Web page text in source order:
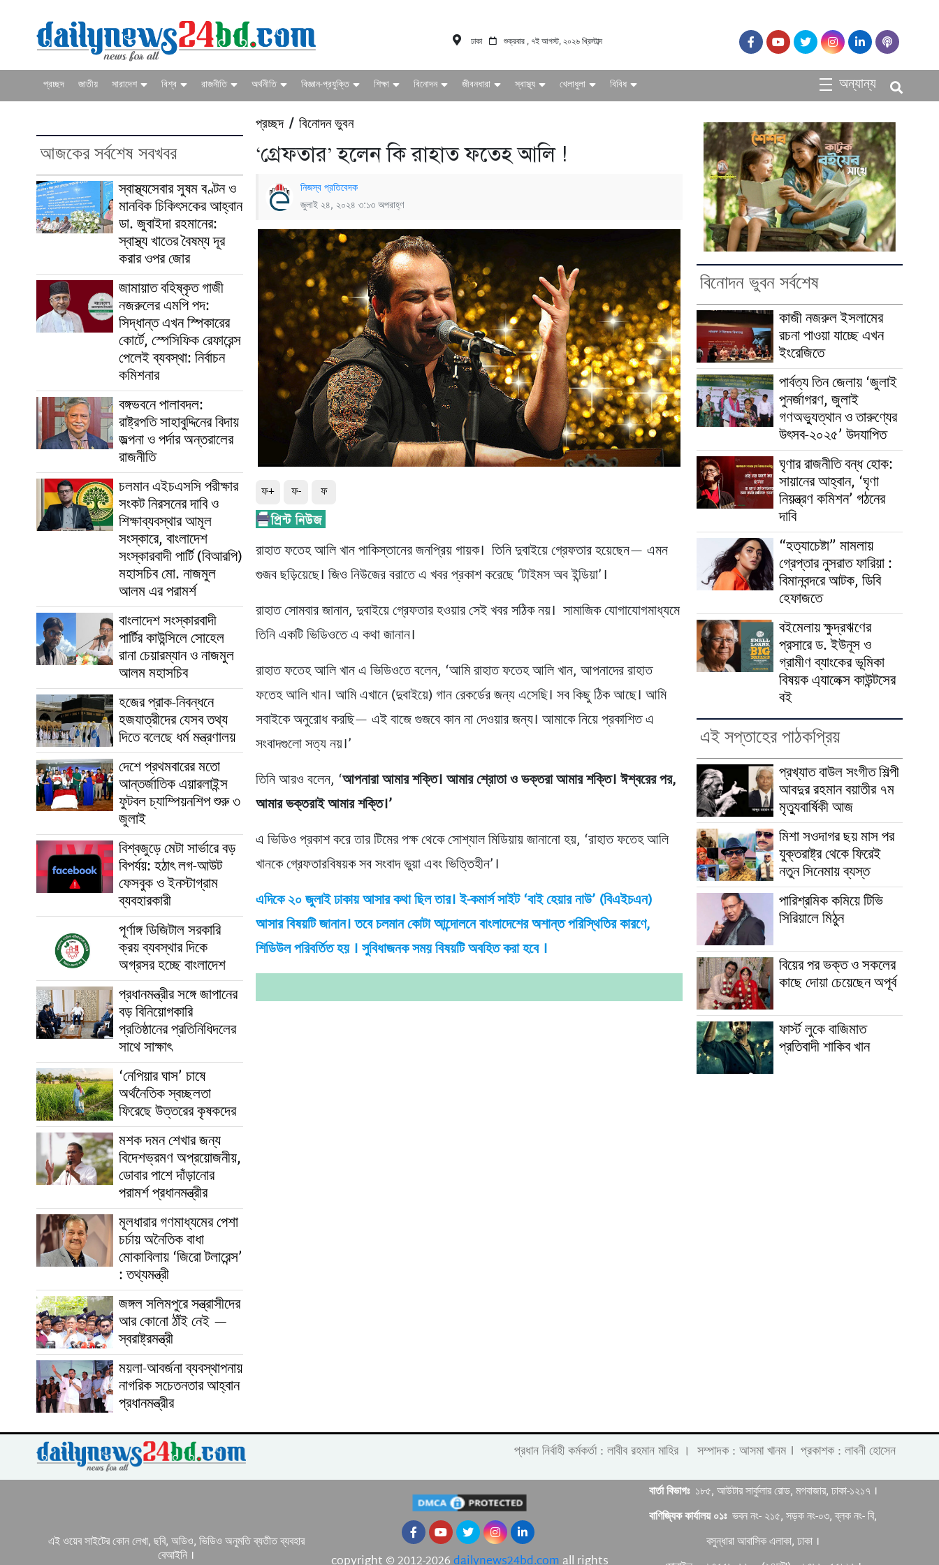
ঢাকা শুক্রবার , ৭ই আগস্ট, ২০২৬ খ্রিস্টাব্দ
প্রচ্ছদ জাতীয় সারাদেশ বিশ্ব রাজনীতি অর্থনীতি বিজ্ঞান-প্রযুক্তি শিক্ষা বিনোদন জীবনধারা স্বাস্থ্য খেলাধুলা বিবিধ অন্যান্য
আজকের সর্বশেষ সবখবর
স্বাস্থ্যসেবার সুষম বণ্টন ও
মানবিক চিকিৎসকের আহ্বান
ডা. জুবাইদা রহমানের:
স্বাস্থ্য খাতের বৈষম্য দূর
করার ওপর জোর
জামায়াত বহিষ্কৃত গাজী
নজরুলের এমপি পদ:
সিদ্ধান্ত এখন স্পিকারের
কোর্টে, স্পেসিফিক রেফারেন্স
পেলেই ব্যবস্থা: নির্বাচন
কমিশনার
বঙ্গভবনে পালাবদল:
রাষ্ট্রপতি সাহাবুদ্দিনের বিদায়
জল্পনা ও পর্দার অন্তরালের
রাজনীতি
চলমান এইচএসসি পরীক্ষার
সংকট নিরসনের দাবি ও
শিক্ষাব্যবস্থার আমূল
সংস্কারে, বাংলাদেশ
সংস্কারবাদী পার্টি (বিআরপি)
মহাসচিব মো. নাজমুল
আলম এর পরামর্শ
বাংলাদেশ সংস্কারবাদী
পার্টির কাউন্সিলে সোহেল
রানা চেয়ারম্যান ও নাজমুল
আলম মহাসচিব
হজের প্রাক-নিবন্ধনে
হজযাত্রীদের যেসব তথ্য
দিতে বলেছে ধর্ম মন্ত্রণালয়
দেশে প্রথমবারের মতো
আন্তর্জাতিক এয়ারলাইন্স
ফুটবল চ্যাম্পিয়নশিপ শুরু ৩
জুলাই
বিশ্বজুড়ে মেটা সার্ভারে বড়
বিপর্যয়: হঠাৎ লগ-আউট
ফেসবুক ও ইনস্টাগ্রাম
ব্যবহারকারী
পূর্ণাঙ্গ ডিজিটাল সরকারি
ক্রয় ব্যবস্থার দিকে
অগ্রসর হচ্ছে বাংলাদেশ
প্রধানমন্ত্রীর সঙ্গে জাপানের
বড় বিনিয়োগকারি
প্রতিষ্ঠানের প্রতিনিধিদলের
সাথে সাক্ষাৎ
‘নেপিয়ার ঘাস’ চাষে
অর্থনৈতিক স্বচ্ছলতা
ফিরেছে উত্তরের কৃষকদের
মশক দমন শেখার জন্য
বিদেশভ্রমণ অপ্রয়োজনীয়,
ডোবার পাশে দাঁড়ানোর
পরামর্শ প্রধানমন্ত্রীর
মূলধারার গণমাধ্যমের পেশা
চর্চায় অনৈতিক বাধা
মোকাবিলায় ‘জিরো টলারেন্স’
: তথ্যমন্ত্রী
জঙ্গল সলিমপুরে সন্ত্রাসীদের
আর কোনো ঠাঁই নেই —
স্বরাষ্ট্রমন্ত্রী
ময়লা-আবর্জনা ব্যবস্থাপনায়
নাগরিক সচেতনতার আহ্বান
প্রধানমন্ত্রীর
প্রচ্ছদ/বিনোদন ভুবন
‘গ্রেফতার’ হলেন কি রাহাত ফতেহ আলি !
নিজস্ব প্রতিবেদক
জুলাই ২৪, ২০২৪ ৩:১৩ অপরাহ্ণ
ফ+ ফ- ফ
রাহাত ফতেহ আলি খান পাকিস্তানের জনপ্রিয় গায়ক। তিনি দুবাইয়ে গ্রেফতার হয়েছেন— এমন
গুজব ছড়িয়েছে। জিও নিউজের বরাতে এ খবর প্রকাশ করেছে ‘টাইমস অব ইন্ডিয়া’।
রাহাত সোমবার জানান, দুবাইয়ে গ্রেফতার হওয়ার সেই খবর সঠিক নয়। সামাজিক যোগাযোগমাধ্যমে
তিনি একটি ভিডিওতে এ কথা জানান।
রাহাত ফতেহ আলি খান এ ভিডিওতে বলেন, ‘আমি রাহাত ফতেহ আলি খান, আপনাদের রাহাত
ফতেহ আলি খান। আমি এখানে (দুবাইয়ে) গান রেকর্ডের জন্য এসেছি। সব কিছু ঠিক আছে। আমি
সবাইকে অনুরোধ করছি— এই বাজে গুজবে কান না দেওয়ার জন্য। আমাকে নিয়ে প্রকাশিত এ
সংবাদগুলো সত্য নয়।’
তিনি আরও বলেন, ‘আপনারা আমার শক্তি। আমার শ্রোতা ও ভক্তরা আমার শক্তি। ঈশ্বরের পর,
আমার ভক্তরাই আমার শক্তি।’
এ ভিডিও প্রকাশ করে তার টিমের পক্ষ থেকে সোশ্যাল মিডিয়ায় জানানো হয়, ‘রাহাত ফতেহ আলি
খানকে গ্রেফতারবিষয়ক সব সংবাদ ভুয়া এবং ভিত্তিহীন’।
এদিকে ২০ জুলাই ঢাকায় আসার কথা ছিল তার। ই-কমার্স সাইট ‘বাই হেয়ার নাউ’ (বিএইচএন)
আসার বিষয়টি জানান। তবে চলমান কোটা আন্দোলনে বাংলাদেশের অশান্ত পরিস্থিতির কারণে,
শিডিউল পরিবর্তিত হয় । সুবিধাজনক সময় বিষয়টি অবহিত করা হবে ।
বিনোদন ভুবন সর্বশেষ
কাজী নজরুল ইসলামের
রচনা পাওয়া যাচ্ছে এখন
ইংরেজিতে
পার্বত্য তিন জেলায় ‘জুলাই
পুনর্জাগরণ, জুলাই
গণঅভ্যুত্থান ও তারুণ্যের
উৎসব-২০২৫’ উদযাপিত
ঘৃণার রাজনীতি বন্ধ হোক:
সায়ানের আহ্বান, ‘ঘৃণা
নিয়ন্ত্রণ কমিশন’ গঠনের
দাবি
“হত্যাচেষ্টা” মামলায়
গ্রেপ্তার নুসরাত ফারিয়া :
বিমানবন্দরে আটক, ডিবি
হেফাজতে
বইমেলায় ক্ষুদ্রঋণের
প্রসারে ড. ইউনূস ও
গ্রামীণ ব্যাংকের ভূমিকা
বিষয়ক এ্যালেক্স কাউন্টসের
বই
এই সপ্তাহের পাঠকপ্রিয়
প্রখ্যাত বাউল সংগীত শিল্পী
আবদুর রহমান বয়াতীর ৭ম
মৃত্যুবার্ষিকী আজ
মিশা সওদাগর ছয় মাস পর
যুক্তরাষ্ট্র থেকে ফিরেই
নতুন সিনেমায় ব্যস্ত
পারিশ্রমিক কমিয়ে টিভি
সিরিয়ালে মিঠুন
বিয়ের পর ভক্ত ও সকলের
কাছে দোয়া চেয়েছেন অপূর্ব
ফার্স্ট লুকে বাজিমাত
প্রতিবাদী শাকিব খান
প্রধান নির্বাহী কর্মকর্তা : লাবীব রহমান মাহির । সম্পাদক : আসমা খানম । প্রকাশক : লাবনী হোসেন
এই ওয়েব সাইটের কোন লেখা, ছবি, অডিও, ভিডিও অনুমতি ব্যতীত ব্যবহার
বেআইনি ।
বার্তা বিভাগঃ১৮৫, আউটার সার্কুলার রোড, মগবাজার, ঢাকা-১২১৭ ।
বাণিজ্যিক কার্যালয় ০১ঃভবন নং- ২১৫, সড়ক নং-০৩, ব্লক নং- বি,
বসুন্ধারা আবাসিক এলাকা, ঢাকা ।